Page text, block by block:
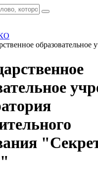
образовательное